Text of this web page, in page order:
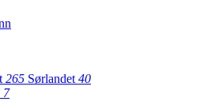
265 Sørlandet 40
7